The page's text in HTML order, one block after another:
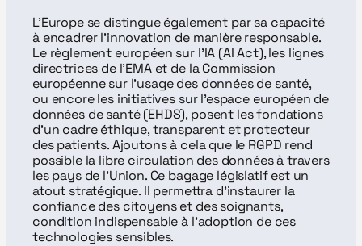
L’Europe se distingue également par sa capacité
à encadrer l’innovation de manière responsable.
Le règlement européen sur l’IA (AI Act), les lignes
directrices de l’EMA et de la Commission
européenne sur l’usage des données de santé,
ou encore les initiatives sur l’espace européen de
données de santé (EHDS), posent les fondations
d’un cadre éthique, transparent et protecteur
des patients. Ajoutons à cela que le RGPD rend
possible la libre circulation des données à travers
les pays de l’Union. Ce bagage législatif est un
atout stratégique. Il permettra d’instaurer la
confiance des citoyens et des soignants,
condition indispensable à l’adoption de ces
technologies sensibles.